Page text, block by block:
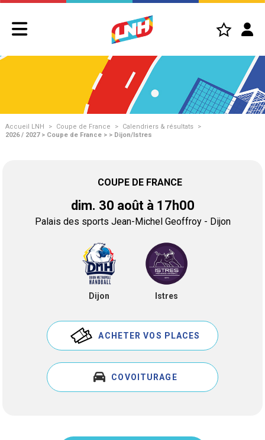
Accueil LNH > Coupe de France > Calendriers & résultats
>
2026 / 2027 > Coupe de France > > Dijon/Istres
COUPE DE FRANCE
dim. 30 août à 17h00
Palais des sports Jean-Michel Geoffroy - Dijon
Dijon Istres
ACHETER VOS PLACES
COVOITURAGE